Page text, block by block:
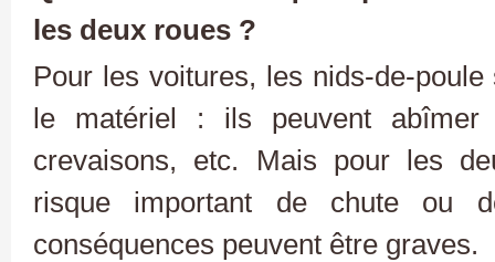
les deux roues ?
Pour les voitures, les nids-de-
le matériel : ils peuvent abîmer
crevaisons, etc. Mais pour les
risque important de chute ou
conséquences peuvent être graves.